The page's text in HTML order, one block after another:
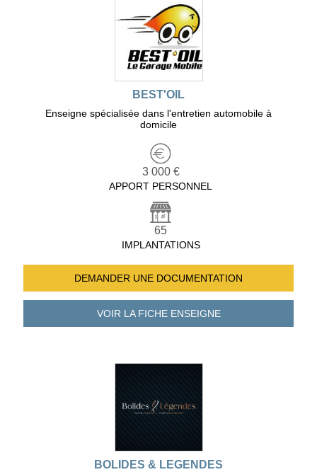
BEST'OIL
Enseigne spécialisée dans l'entretien automobile à
domicile
3 000 €
APPORT PERSONNEL
65
IMPLANTATIONS
DEMANDER UNE DOCUMENTATION
VOIR LA FICHEENSEIGNE
BOLIDES & LEGENDES